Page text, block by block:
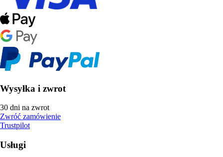
Wysyłka i zwrot
30 dni na zwrot
Zwróć zamówienie
Trustpilot
Usługi